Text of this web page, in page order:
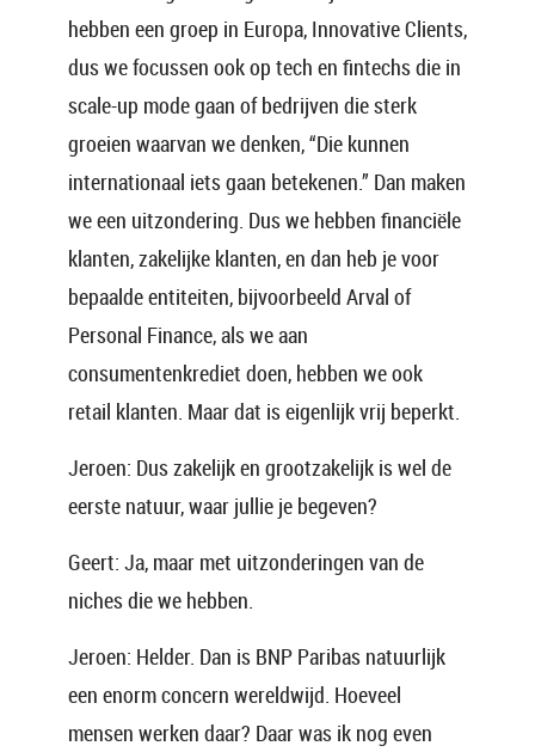
hebben een groep in Europa, Innovative Clients,
dus we focussen ook op tech en fintechs die in
scale-up mode gaan of bedrijven die sterk
groeien waarvan we denken, “Die kunnen
internationaal iets gaan betekenen.” Dan maken
we een uitzondering. Dus we hebben financiële
klanten, zakelijke klanten, en dan heb je voor
bepaalde entiteiten, bijvoorbeeld Arval of
Personal Finance, als we aan
consumentenkrediet doen, hebben we ook
retail klanten. Maar dat is eigenlijk vrij beperkt.
Jeroen: Dus zakelijk en grootzakelijk is wel de
eerste natuur, waar jullie je begeven?
Geert: Ja, maar met uitzonderingen van de
niches die we hebben.
Jeroen: Helder. Dan is BNP Paribas natuurlijk
een enorm concern wereldwijd. Hoeveel
mensen werken daar? Daar was ik nog even